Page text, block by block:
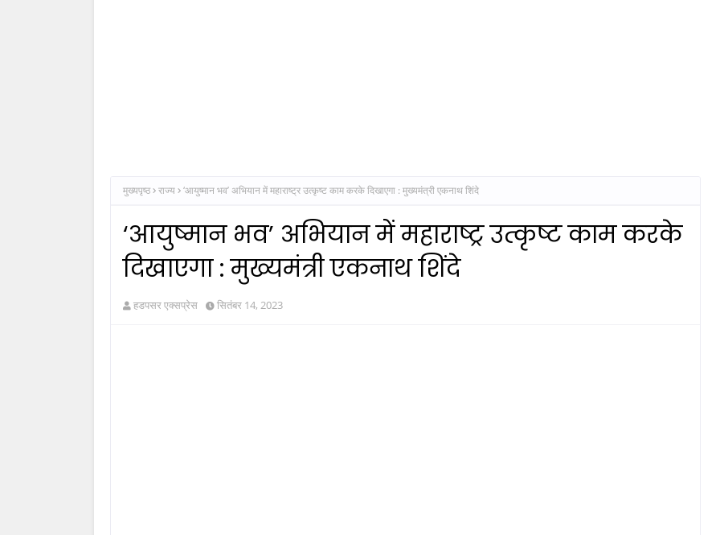
मुख्यपृष्ठ राज्य ‘आयुष्मान भव’ अभियान में महाराष्ट्र उत्कृष्ट काम करके दिखाएगा : मुख्यमंत्री एकनाथ शिंदे
‘आयुष्मान भव’ अभियान में महाराष्ट्र उत्कृष्ट काम करके
दिखाएगा : मुख्यमंत्री एकनाथ शिंदे
हडपसर एक्सप्रेस सितंबर 14, 2023